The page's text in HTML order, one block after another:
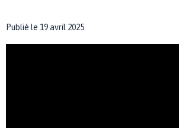
Publié le 19 avril 2025